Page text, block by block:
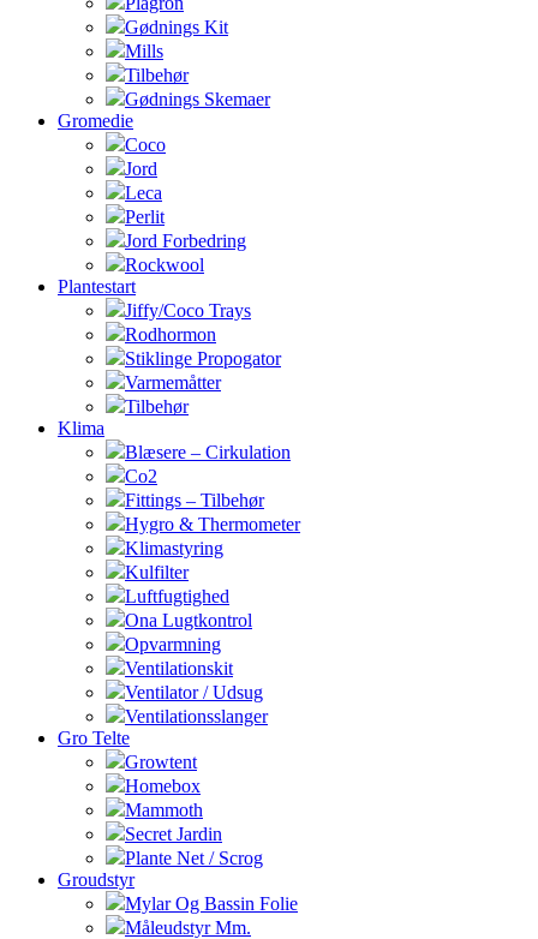
Gødnings Kit
Mills
Tilbehør
Gødnings Skemaer
Gromedie
Coco
Jord
Leca
Perlit
Jord Forbedring
Rockwool
Plantestart
Jiffy/Coco Trays
Rodhormon
Stiklinge Propogator
Varmemåtter
Tilbehør
Klima
Blæsere – Cirkulation
Co2
Fittings – Tilbehør
Hygro & Thermometer
Klimastyring
Kulfilter
Luftfugtighed
Ona Lugtkontrol
Opvarmning
Ventilationskit
Ventilator / Udsug
Ventilationsslanger
Gro Telte
Growtent
Homebox
Mammoth
Secret Jardin
Plante Net / Scrog
Groudstyr
Mylar Og Bassin Folie
Måleudstyr Mm.